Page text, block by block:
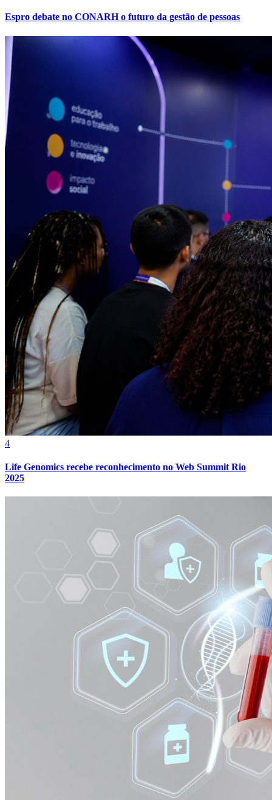
Botafogo
Grêmio
Espro debate no CONARH o futuro da gestão de pessoas
4
Life Genomics recebe reconhecimento no Web Summit Rio
2025